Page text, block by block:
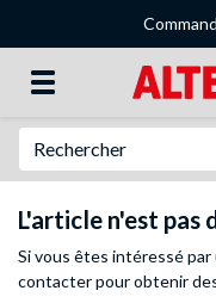
L'article n'est pas
Si vous êtes intéressé
contacterpour obtenir